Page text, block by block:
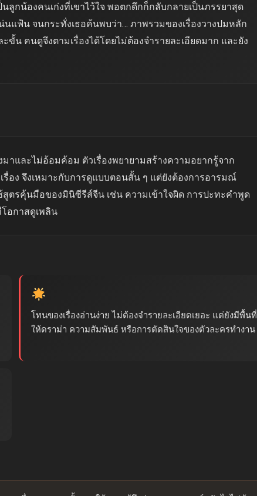
กน้องคนเก่งที่เขาไว้ใจ พอตกดึกก็กลับกลายเป็นภรรยาสุด
แฟ้น จนกระทั่งเธอค้นพบว่า… ภาพรวมของเรื่องวางปมหลัก
น คนดูจึงตามเรื่องได้โดยไม่ต้องจำรายละเอียดมาก และยัง
าและไม่อ้อมค้อม ตัวเรื่องพยายามสร้างความอยากรู้จาก
ง จึงเหมาะกับการดูแบบตอนสั้น ๆ แต่ยังต้องการอารมณ์
ตรคุ้นมือของมินิซีรีส์จีน เช่น ความเข้าใจผิด การปะทะคำพูด
อกาสดูเพลิน
โทนของเรื่องอ่านง่าย ไม่ต้องจำรายละเอียดเยอะ แต่ยังมีพื้นที่
ให้ดราม่า ความสัมพันธ์ หรือการตัดสินใจของตัวละครทำงาน